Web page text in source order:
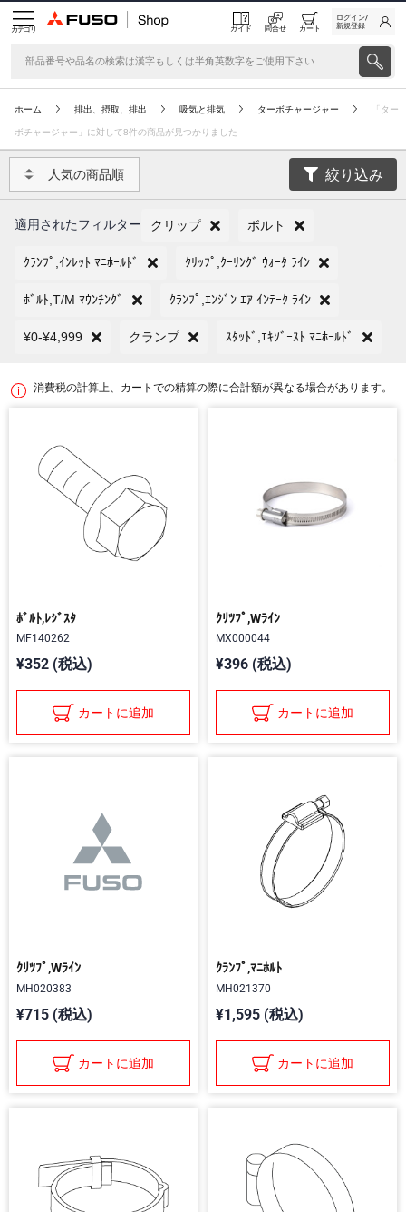
カテゴリ ガイド 問合せ カート
ログイン/
新規登録
ホーム 排出、摂取、排出 吸気と排気 ターボチャージャー 「ター
ボチャージャー」に対して8件の商品が見つかりました
人気の商品順 絞り込み
適用されたフィルター クリップ ボルト
ｸﾗﾝﾌﾟ,ｲﾝﾚｯﾄ ﾏﾆﾎｰﾙﾄﾞ ｸﾘｯﾌﾟ,ｸｰﾘﾝｸﾞ ｳｫｰﾀ ﾗｲﾝ
ﾎﾞﾙﾄ,T/M ﾏｳﾝﾁﾝｸﾞ ｸﾗﾝﾌﾟ,ｴﾝｼﾞﾝ ｴｱ ｲﾝﾃｰｸ ﾗｲﾝ
¥0-¥4,999 クランプ ｽﾀｯﾄﾞ,ｴｷｿﾞｰｽﾄ ﾏﾆﾎｰﾙﾄﾞ
消費税の計算上、カートでの精算の際に合計額が異なる場合があります。
ﾎﾞﾙﾄ,ﾚｼﾞｽﾀ
MF140262
¥352 (税込)
カートに追加
ｸﾘﾂﾌﾟ,Wﾗｲﾝ
MX000044
¥396 (税込)
カートに追加
ｸﾘﾂﾌﾟ,Wﾗｲﾝ
MH020383
¥715 (税込)
カートに追加
ｸﾗﾝﾌﾟ,ﾏﾆﾎﾙﾄ
MH021370
¥1,595 (税込)
カートに追加